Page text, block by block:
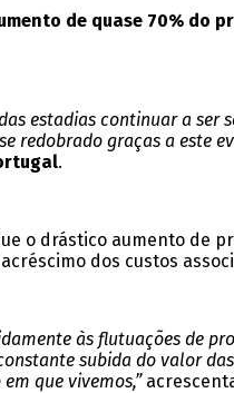
de quase 70% do
estadias continuar a
redobrado graças a este
.
o drástico aumento de
dos custos
às flutuações de
subida do valor
que vivemos,”